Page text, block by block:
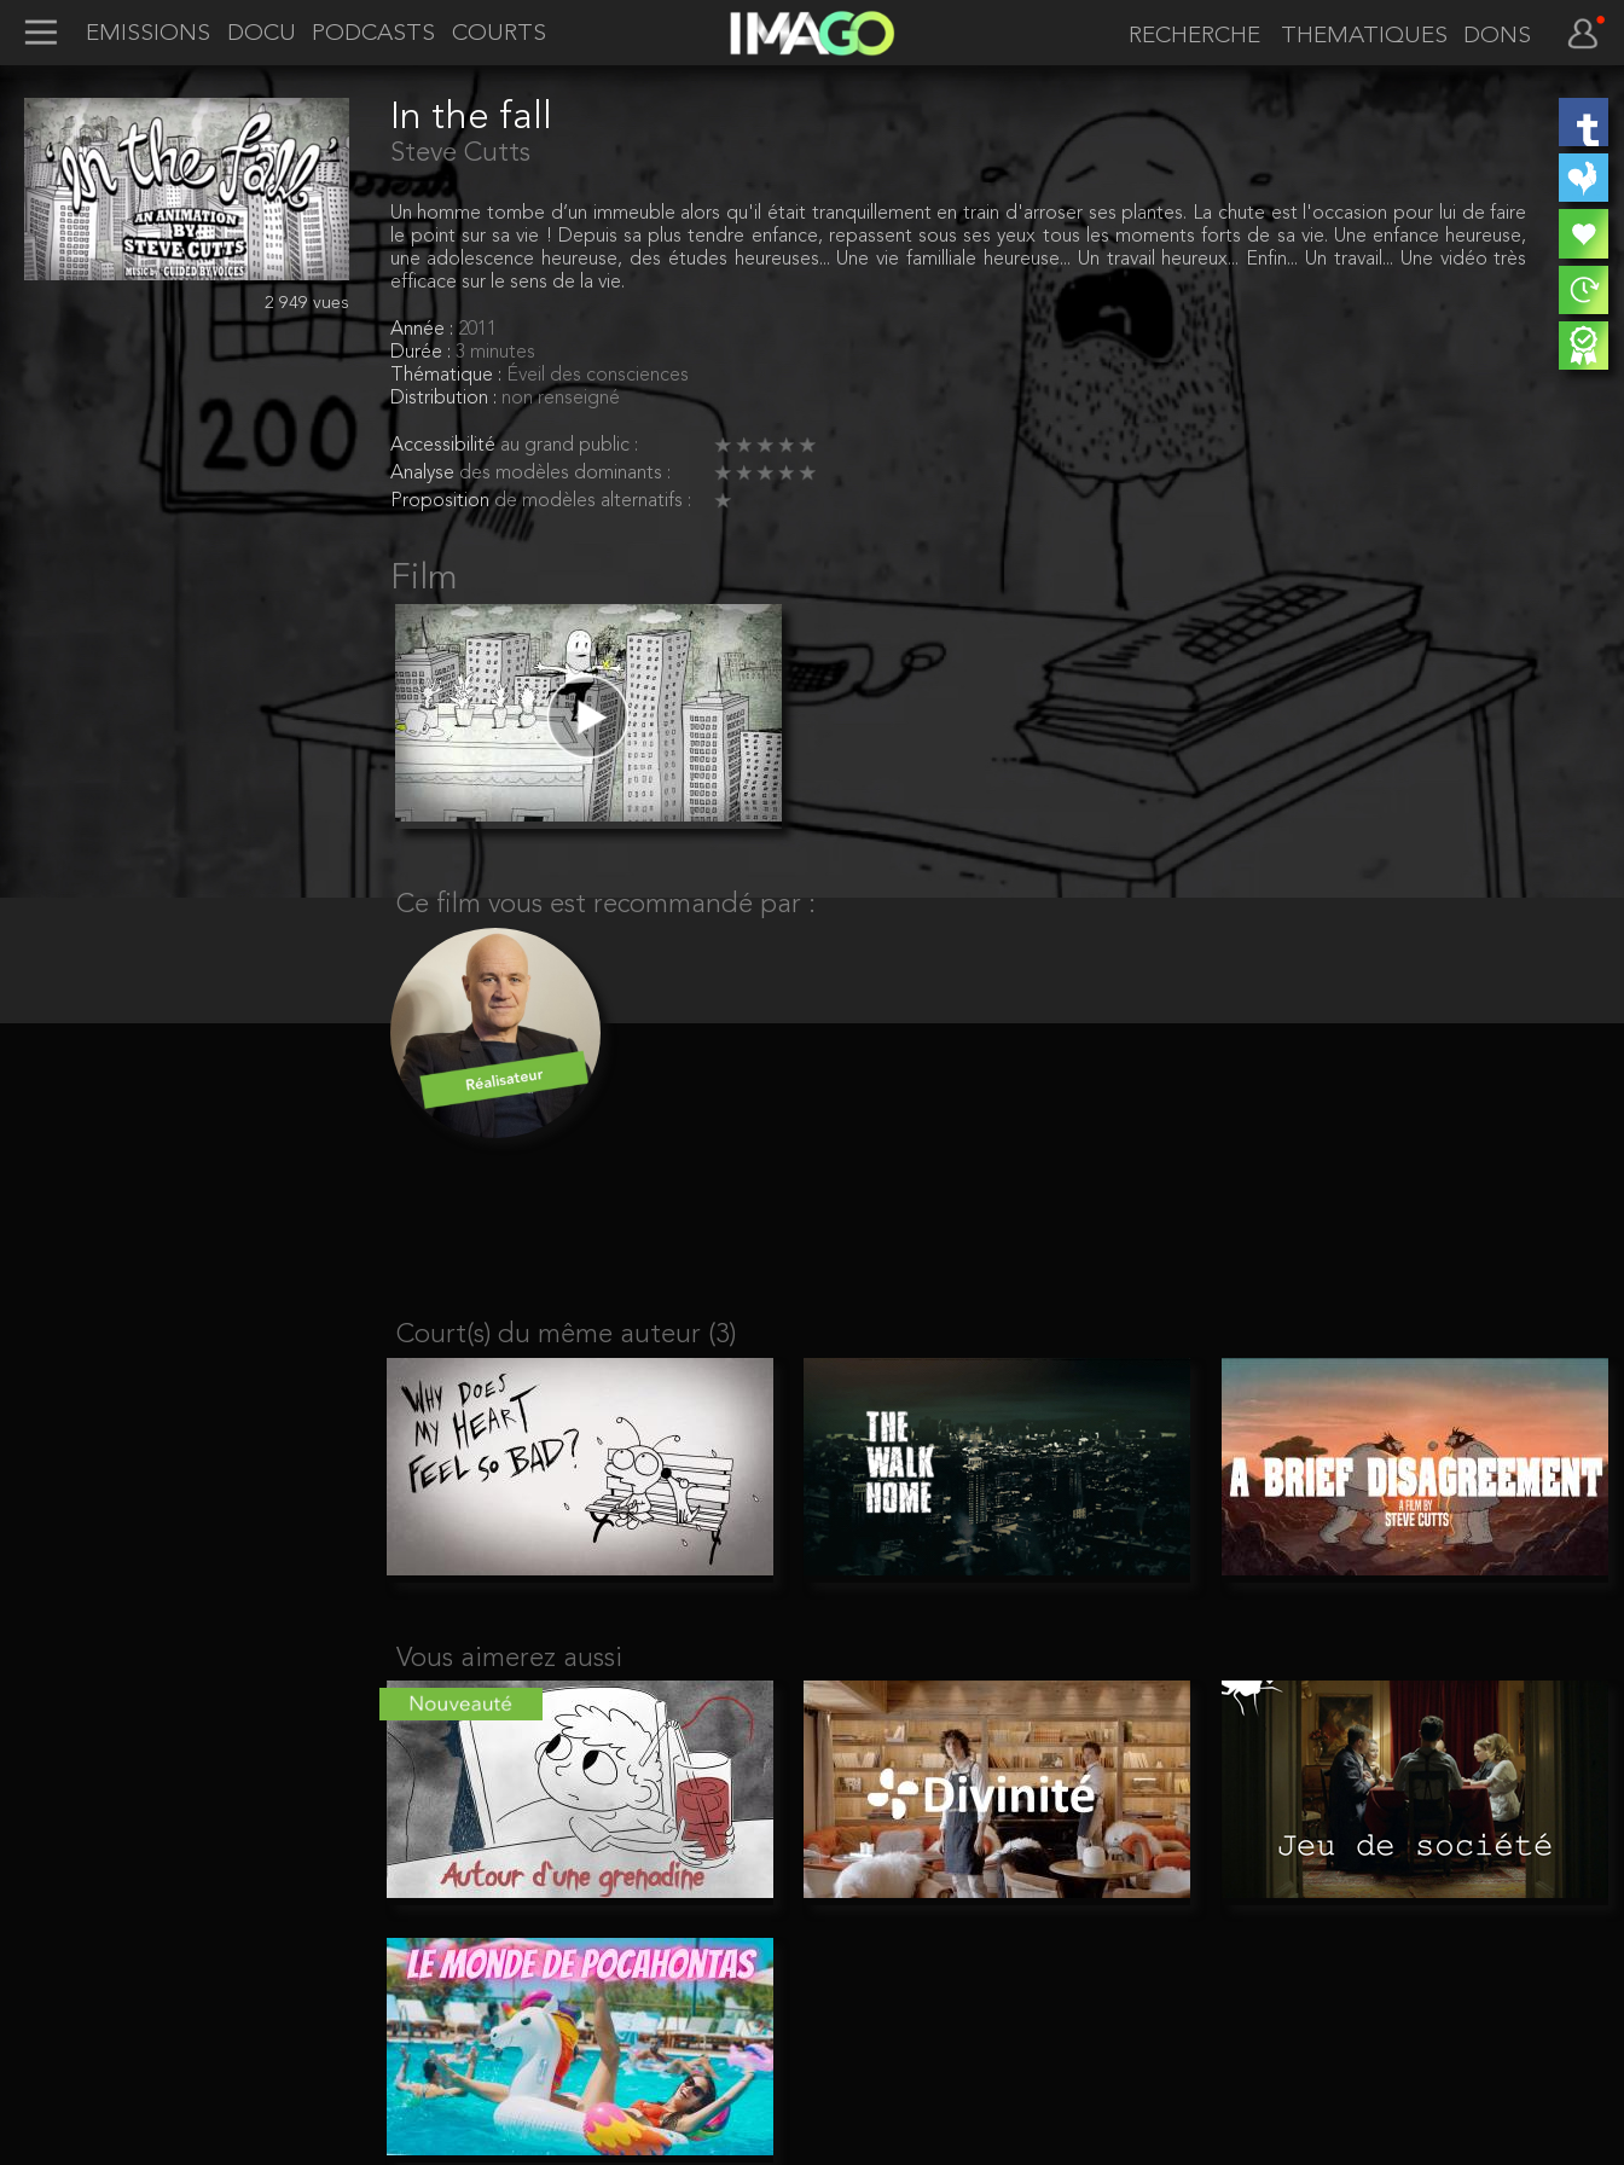
EMISSIONS DOCU PODCASTS COURTS THEMATIQUES DONS
2 949 vues
In the fall
Steve Cutts
Un homme tombe d’un immeuble alors qu'il était tranquillement en train d'arroser ses plantes. La chute est l'occasion pour lui de faire
le point sur sa vie ! Depuis sa plus tendre enfance, repassent sous ses yeux tous les moments forts de sa vie. Une enfance heureuse,
une adolescence heureuse, des études heureuses... Une vie familliale heureuse... Un travail heureux... Enfin... Un travail... Une vidéo très
efficace sur le sens de la vie.
Année : 2011
Durée : 3 minutes
Thématique : Éveil des consciences
Distribution : non renseigné
Accessibilitéau grand public :
Analyse des modèles dominants :
Propositionde modèles alternatifs :
Film
Ce film vous est recommandé par :
Court(s) du même auteur (3)
Vous aimerez aussi